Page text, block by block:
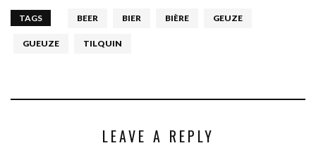
TAGS BEER BIER BIÈRE GEUZE
GUEUZE TILQUIN
LEAVE A REPLY